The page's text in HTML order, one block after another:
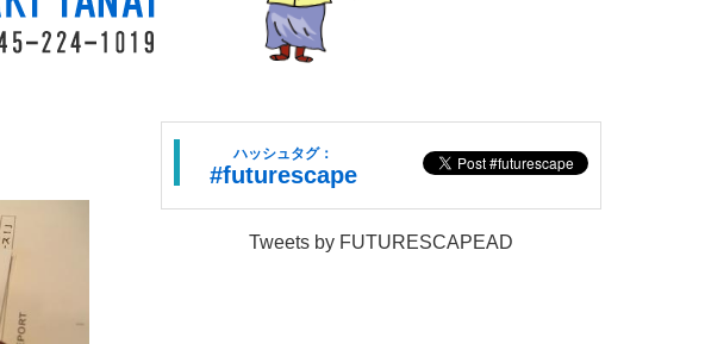
ハッシュタグ：
#futurescape
Tweets by FUTURESCAPEAD